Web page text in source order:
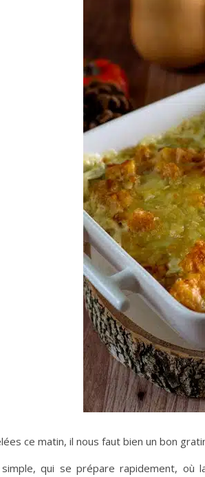
ce matin, il nous faut bien un bon
qui se prépare rapidement, où